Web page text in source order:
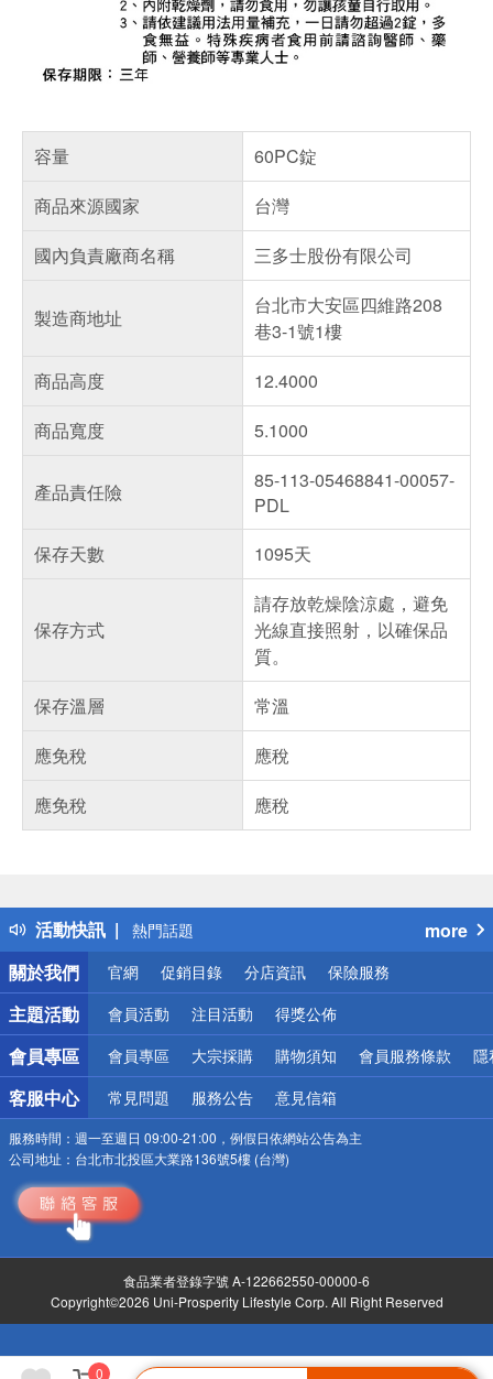
0
容量
60PC錠
商品來源國家
台灣
國內負責廠商名稱
三多士股份有限公司
製造商地址
台北市大安區四維路208
巷3-1號1樓
商品高度
12.4000
商品寬度
5.1000
產品責任險
85-113-05468841-00057-
PDL
保存天數
1095天
保存方式
請存放乾燥陰涼處，避免
光線直接照射，以確保品
質。
保存溫層
常溫
應免稅
應稅
應免稅
應稅
活動快訊
得獎公告
熱門話題
銀行優惠
偏遠地區配送
詐騙網頁！請小心！
more
關於我們
官網 促銷目錄 分店資訊 保險服務
主題活動 會員活動 注目活動 得獎公佈
會員專區 會員專區 大宗採購 購物須知 會員服務條款 隱
客服中心 常見問題 服務公告 意見信箱
服務時間： 週一至週日 09:00-21:00，例假日依網站公告為主
公司地址： 台北市北投區大業路136號5樓 (台灣)
食品業者登錄字號 A-122662550-00000-6
Copyright©2026 Uni-Prosperity Lifestyle Corp. All Right Reserved